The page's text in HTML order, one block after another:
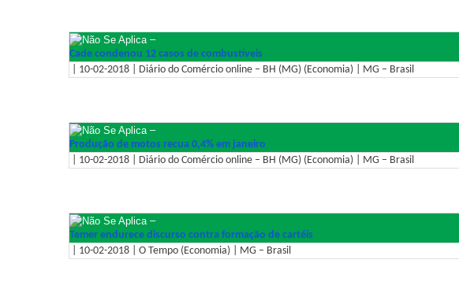
–
Cade condenou 12 casos de combustíveis
| 10-02-2018 | Diário do Comércio online – BH (MG) (Economia) | MG – Brasil
–
Produção de motos recua 0,4% em janeiro
| 10-02-2018 | Diário do Comércio online – BH (MG) (Economia) | MG – Brasil
–
Temer endurece discurso contra formação de cartéis
| 10-02-2018 | O Tempo (Economia) | MG – Brasil